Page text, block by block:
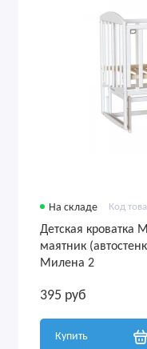
На складе Код
Детская кроватка
маятник
Милена 2
395 руб
Купить